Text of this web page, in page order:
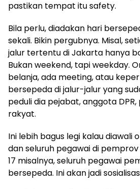
pastikan tempat itu safety.
Bila perlu, diadakan hari
sekali. Bikin pergubnya. Misal,
jalur tertentu di Jakarta hanya
Bukan weekend, tapi weekday.
belanja, ada meeting, atau
bersepeda di jalur-jalur yang
peduli dia pejabat, anggota
rakyat.
Ini lebih bagus legi kalau diawali
dan seluruh pegawai di
17 misalnya, seluruh pegawai
bersepeda. Ini akan jadi